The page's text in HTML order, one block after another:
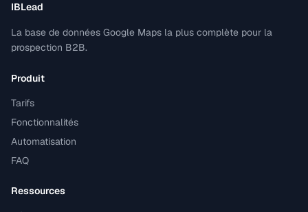
IBLead
La base de données Google Maps la plus complète pour la
prospection B2B.
Produit
Tarifs
Fonctionnalités
Automatisation
FAQ
Ressources